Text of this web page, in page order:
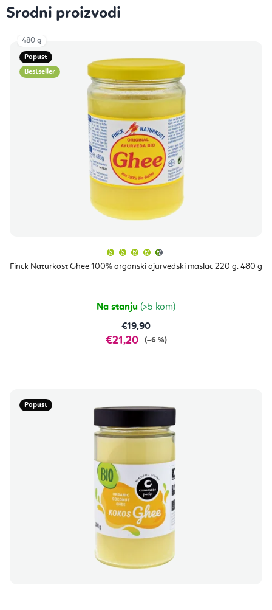
Srodni proizvodi
Popust
Bestseller
Finck Naturkost Ghee 100% organski ajurvedski maslac 220 g, 480 g
proizvoda
je
zvjezdica.
Na stanju (>5 kom)
€19,90
€21,20 (–6 %)
480 g
Popust